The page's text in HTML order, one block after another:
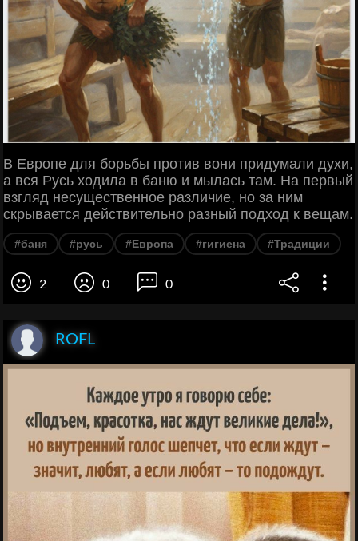
В Европе для борьбы против вони придумали духи,
а вся Русь ходила в баню и мылась там. На первый
взгляд несущественное различие, но за ним
скрывается действительно разный подход к вещам.
#баня #русь #Европа #гигиена #Традиции
2 0 0
ROFL